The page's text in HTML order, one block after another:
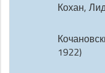
Кохан,
1922)